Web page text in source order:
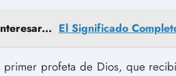
El Significado
profeta de Dios, que